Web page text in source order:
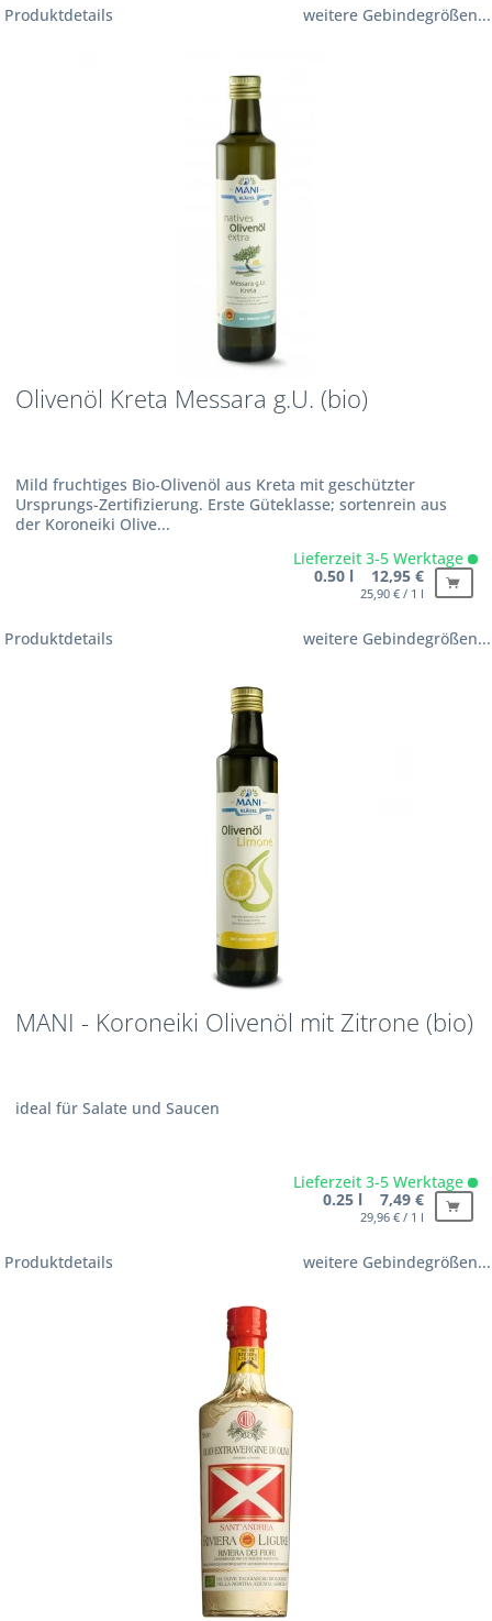
Produktdetails weitere Gebindegrößen...
Olivenöl Kreta Messara g.U. (bio)
Mild fruchtiges Bio-Olivenöl aus Kreta mit geschützter
Ursprungs-Zertifizierung. Erste Güteklasse; sortenrein aus
der Koroneiki Olive...
Lieferzeit 3-5 Werktage
0.50 l 12,95 €
25,90 € / 1 l
Produktdetails weitere Gebindegrößen...
MANI - Koroneiki Olivenöl mit Zitrone (bio)
ideal für Salate und Saucen
Lieferzeit 3-5 Werktage
0.25 l 7,49 €
29,96 € / 1 l
Produktdetails weitere Gebindegrößen...